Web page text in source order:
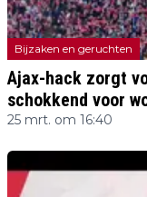
Bijzaken en geruchten
Ajax-hack zorgt
schokkend voor
25 mrt. om 16:40